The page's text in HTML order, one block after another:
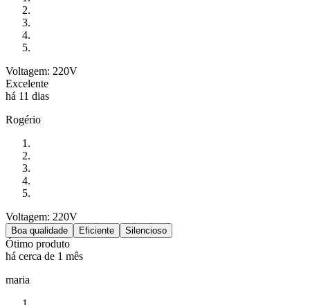
Voltagem: 220V
Excelente
há 11 dias
Rogério
Voltagem: 220V
Boa qualidade Eficiente Silencioso
Ótimo produto
há cerca de 1 mês
maria